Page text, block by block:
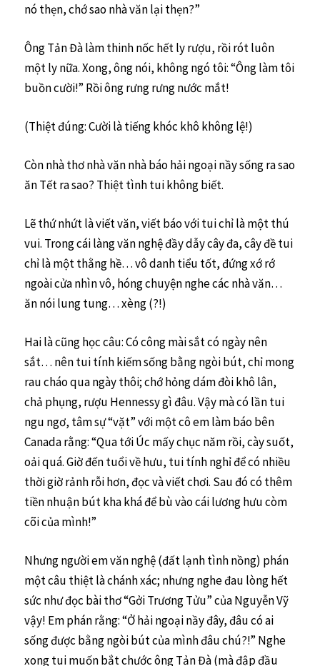
nó thẹn, chớ sao nhà văn lại thẹn?”
Ông Tản Đà làm thinh nốc hết ly rượu, rồi rót luôn
một ly nữa. Xong, ông nói, không ngó tôi: “Ông làm tôi
buồn cười!” Rồi ông rưng rưng nước mắt!
(Thiệt đúng: Cười là tiếng khóc khô không lệ!)
Còn nhà thơ nhà văn nhà báo hải ngoại nầy sống ra sao
ăn Tết ra sao? Thiệt tình tui không biết.
Lẽ thứ nhứt là viết văn, viết báo với tui chỉ là một thú
vui. Trong cái làng văn nghệ đầy dẫy cây đa, cây đề tui
chỉ là một thằng hề… vô danh tiểu tốt, đứng xớ rớ
ngoài cửa nhìn vô, hóng chuyện nghe các nhà văn…
ăn nói lung tung… xèng (?!)
Hai là cũng học câu: Có công mài sắt có ngày nên
sắt… nên tui tính kiếm sống bằng ngòi bút, chỉ mong
rau cháo qua ngày thôi; chớ hỏng dám đòi khô lân,
chả phụng, rượu Hennessy gì đâu. Vậy mà có lần tui
ngu ngơ, tâm sự “vặt” với một cô em làm báo bên
Canada rằng: “Qua tới Úc mấy chục năm rồi, cày suốt,
oải quá. Giờ đến tuổi về hưu, tui tính nghỉ để có nhiều
thời giờ rảnh rỗi hơn, đọc và viết chơi. Sau đó có thêm
tiền nhuận bút kha khá để bù vào cái lương hưu còm
cõi của mình!”
Nhưng người em văn nghệ (đất lạnh tình nồng) phán
một câu thiệt là chánh xác; nhưng nghe đau lòng hết
sức như đọc bài thơ “Gởi Trương Tửu” của Nguyễn Vỹ
vậy! Em phán rằng: “Ở hải ngoại nầy đây, đâu có ai
sống được bằng ngòi bút của mình đâu chú?!” Nghe
xong tui muốn bắt chước ông Tản Đà (mà đập đầu